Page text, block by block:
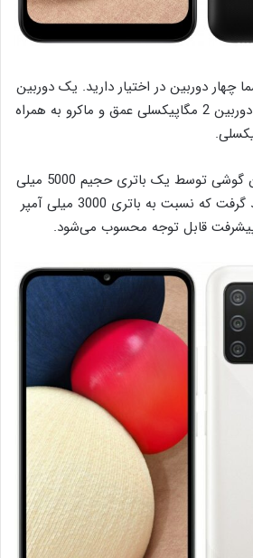
دوربین در اختیار دارید. یک دوربین
اصلی 13 مگاپیکسلی، دو دوربین 2 مگاپیکسلی عمق و ماکرو به همراه
همچنین تامین انرژی این گوشی توسط یک باتری حجیم 5000 میلی
آمپر ساعتی صورت خواهد گرفت که نسبت به باتری 3000 میلی آمپر